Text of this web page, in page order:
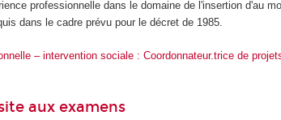
professionnelle dans le domaine de l'insertion d'au
dans le cadre prévu pour le décret de 1985.
– intervention sociale : Coordonnateur.trice de
aux examens